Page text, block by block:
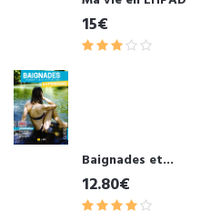
15€
Baignades et...
12.80€